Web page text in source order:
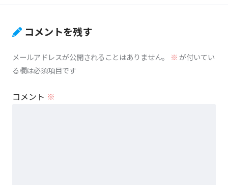
コメントを残す
メールアドレスが公開されることはありません。 ※が付いてい
る欄は必須項目です
コメント ※